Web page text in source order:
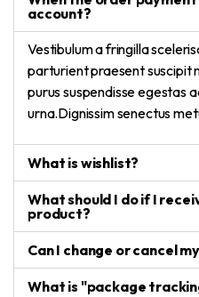
account?
Vestibulum a fringilla
parturient praesent suscipit
purus suspendisse egestas
urna.Dignissim senectus
What is wishlist?
What should I do if I
product?
Can I change or cancel
What is "package